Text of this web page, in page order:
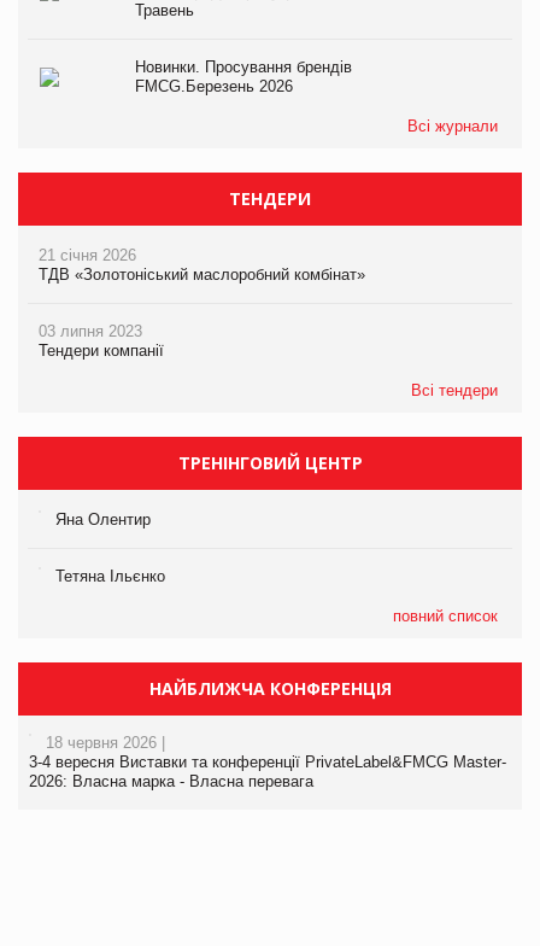
Травень
Новинки. Просування брендів
FMCG.Березень 2026
Всі журнали
ТЕНДЕРИ
21 січня 2026
ТДВ «Золотоніський маслоробний комбінат»
03 липня 2023
Тендери компанії
Всі тендери
ТРЕНІНГОВИЙ ЦЕНТР
Яна Олентир
Тетяна Ільєнко
повний список
НАЙБЛИЖЧА КОНФЕРЕНЦІЯ
18 червня 2026 |
3-4 вересня Виставки та конференції PrivateLabel&FMCG Master-
2026: Власна марка - Власна перевага